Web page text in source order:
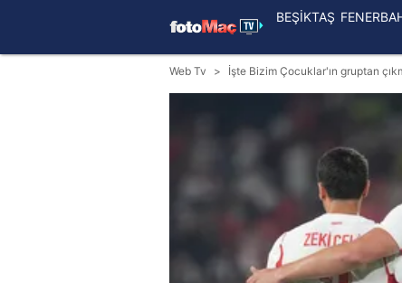
BEŞİKTAŞ
Web Tv İşte Bizim Çocuklar'ın gruptan